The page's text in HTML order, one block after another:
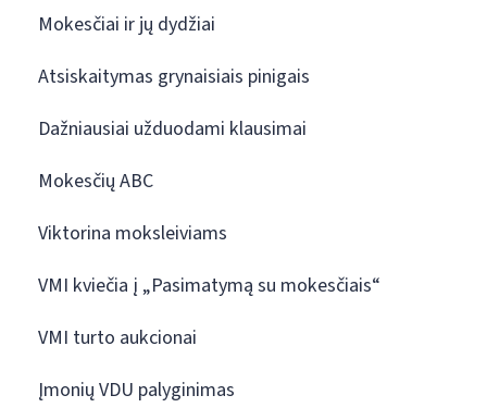
Mokesčiai ir jų dydžiai
Atsiskaitymas grynaisiais pinigais
Dažniausiai užduodami klausimai
Mokesčių ABC
Viktorina moksleiviams
VMI kviečia į „Pasimatymą su mokesčiais“
VMI turto aukcionai
Įmonių VDU palyginimas